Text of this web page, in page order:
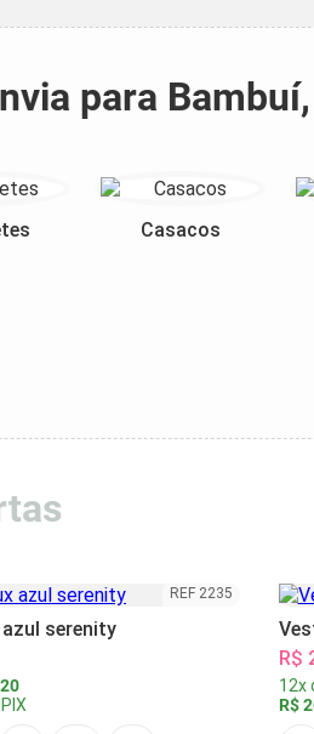
para
Casacos
REF 2235
serenity
R$
12x
R$